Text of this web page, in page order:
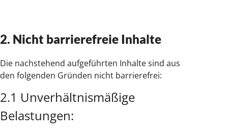
2. Nicht barrierefreie Inhalte
Die nachstehend aufgeführten Inhalte sind aus
den folgenden Gründen nicht barrierefrei:
2.1 Unverhältnismäßige
Belastungen: